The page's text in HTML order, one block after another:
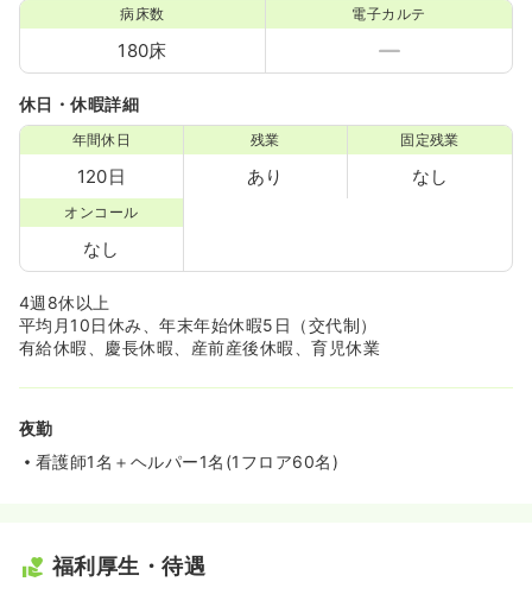
病床数
180床
電子カルテ
休日・休暇詳細
年間休日
120日
残業
あり
固定残業
なし
オンコール
なし
4週8休以上
平均月10日休み、年末年始休暇5日（交代制）
有給休暇、慶長休暇、産前産後休暇、育児休業
夜勤
看護師1名＋ヘルパー1名(1フロア60名)
福利厚生・待遇